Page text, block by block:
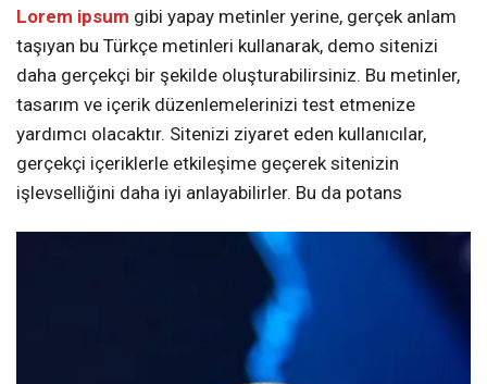
Lorem ipsum gibi yapay metinler yerine, gerçek anlam
taşıyan bu Türkçe metinleri kullanarak, demo sitenizi
daha gerçekçi bir şekilde oluşturabilirsiniz. Bu metinler,
tasarım ve içerik düzenlemelerinizi test etmenize
yardımcı olacaktır. Sitenizi ziyaret eden kullanıcılar,
gerçekçi içeriklerle etkileşime geçerek sitenizin
işlevselliğini daha iyi anlayabilirler. Bu da potans